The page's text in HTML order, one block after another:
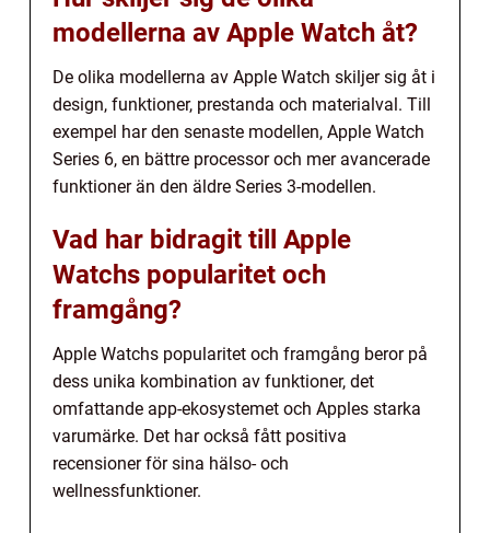
modellerna av Apple Watch åt?
De olika modellerna av Apple Watch skiljer sig åt i
design, funktioner, prestanda och materialval. Till
exempel har den senaste modellen, Apple Watch
Series 6, en bättre processor och mer avancerade
funktioner än den äldre Series 3-modellen.
Vad har bidragit till Apple
Watchs popularitet och
framgång?
Apple Watchs popularitet och framgång beror på
dess unika kombination av funktioner, det
omfattande app-ekosystemet och Apples starka
varumärke. Det har också fått positiva
recensioner för sina hälso- och
wellnessfunktioner.